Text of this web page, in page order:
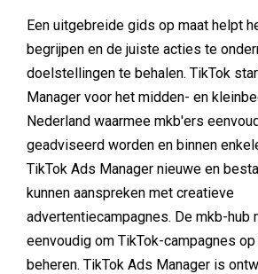
Een uitgebreide gids op maat helpt
begrijpen en de juiste acties te
doelstellingen te behalen. TikTok
Manager voor het midden- en
Nederland waarmee mkb'ers
geadviseerd worden en binnen
TikTok Ads Manager nieuwe en
kunnen aanspreken met creatieve
advertentiecampagnes. De mkb-hub
eenvoudig om TikTok-campagnes
beheren. TikTok Ads Manager is